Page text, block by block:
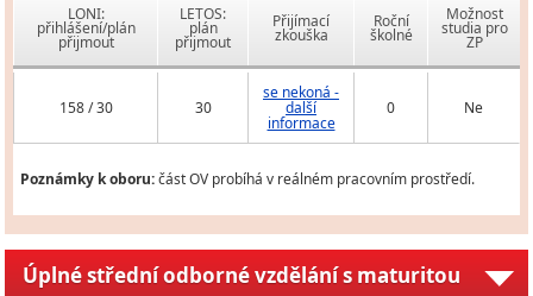
LONI:
přihlášení/plán
přijmout
LETOS:
plán
přijmout
Přijímací
zkouška
Roční
školné
Možnost
studia pro
ZP
158 / 30 30
se nekoná -
další
informace
0 Ne
Poznámky k oboru:část OV probíhá v reálném pracovním prostředí.
Úplné střední odborné vzdělání s maturitou